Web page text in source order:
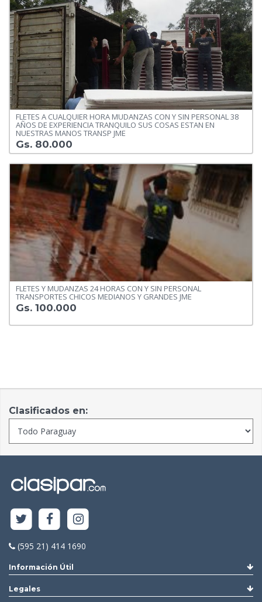
FLETES A CUALQUIER HORA MUDANZAS CON Y SIN PERSONAL 38
AÑOS DE EXPERIENCIA TRANQUILO SUS COSAS ESTAN EN
NUESTRAS MANOS TRANSP JME
Gs. 80.000
FLETES Y MUDANZAS 24 HORAS CON Y SIN PERSONAL
TRANSPORTES CHICOS MEDIANOS Y GRANDES JME
Gs. 100.000
Clasificados en:
(595 21) 414 1690
Información Útil
Legales